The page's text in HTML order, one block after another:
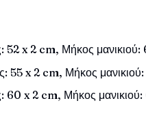
52 x 2 cm, Μήκος
55 x 2 cm, Μήκος
60 x 2 cm, Μήκος